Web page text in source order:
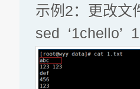
示例2：更改文
sed ‘1chello’